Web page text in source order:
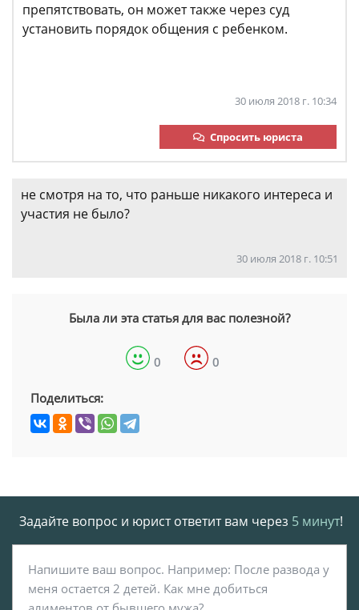
препятствовать, он может также через суд
установить порядок общения с ребенком.
30 июля 2018 г. 10:34
Спросить юриста
не смотря на то, что раньше никакого интереса и
участия не было?
30 июля 2018 г. 10:51
Была ли эта статья для вас полезной?
0 0
Поделиться:
Задайте вопрос и юрист ответит вам через 5 минут!